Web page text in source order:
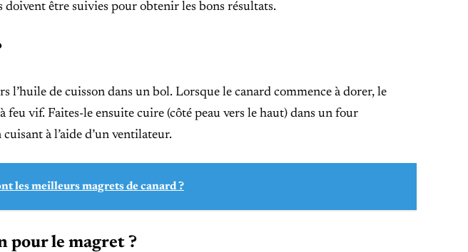
doivent être suivies pour obtenir les bons résultats.
l’huile de cuisson dans un bol. Lorsque le canard commence à dorer, le
feu vif. Faites-le ensuite cuire (côté peau vers le haut) dans un four
à l’aide d’un ventilateur.
les meilleurs magrets de canard ?
pour le magret ?